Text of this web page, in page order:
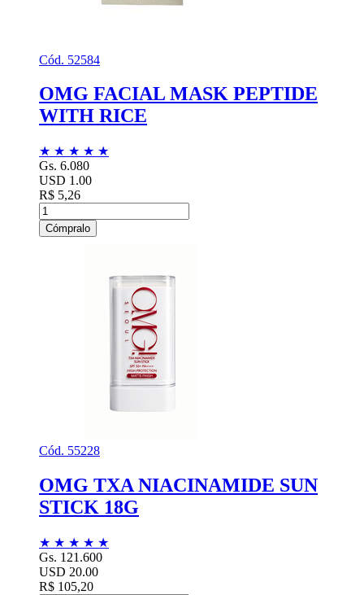
Cód. 52584
OMG FACIAL MASK PEPTIDE
WITH RICE
★ ★ ★ ★ ★
Gs. 6.080
USD 1.00
R$ 5,26
Cómpralo
Cód. 55228
OMG TXA NIACINAMIDE SUN
STICK 18G
★ ★ ★ ★ ★
Gs. 121.600
USD 20.00
R$ 105,20